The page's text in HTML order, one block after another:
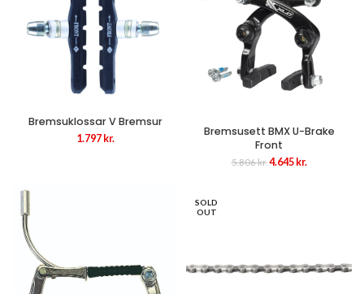
Bremsuklossar V Bremsur
1.797 kr.
Bremsusett BMX U-Brake
Front
5.806kr.Original
4.645 kr.Current
SOLD
OUT